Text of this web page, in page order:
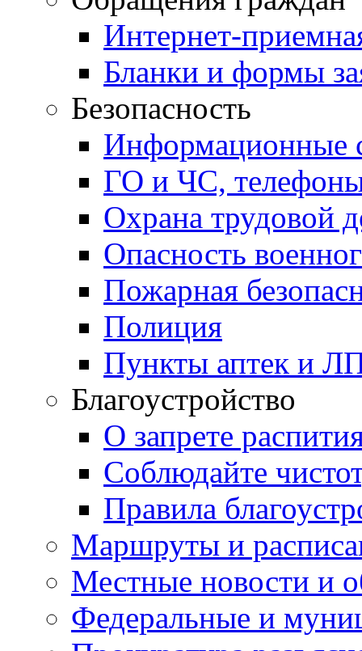
Интернет-
Бланки и формы
Безопасность
Информационные
ГО и ЧС,
Охрана трудовой
Опасность
Пожарная
Полиция
Пункты аптек и
Благоустройство
О запрете
Соблюдайте
Правила
Маршруты и
Местные новости и
Федеральные и